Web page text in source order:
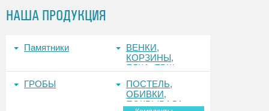
НАША ПРОДУКЦИЯ
Памятники
ВЕНКИ,
КОРЗИНЫ,
ЕЛКА, ЕРШ,
ГРОБЫ
ПОСТЕЛЬ,
ОБИВКИ,
ПОКРЫВАЛА